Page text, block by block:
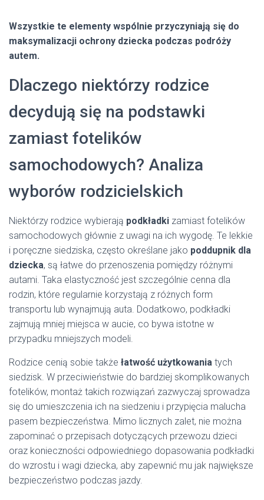
Wszystkie te elementy wspólnie przyczyniają się do
maksymalizacji ochrony dziecka podczas podróży
autem.
Dlaczego niektórzy rodzice
decydują się na podstawki
zamiast fotelików
samochodowych? Analiza
wyborów rodzicielskich
Niektórzy rodzice wybierają podkładki zamiast fotelików
samochodowych głównie z uwagi na ich wygodę. Te lekkie
i poręczne siedziska, często określane jako poddupnik dla
dziecka, są łatwe do przenoszenia pomiędzy różnymi
autami. Taka elastyczność jest szczególnie cenna dla
rodzin, które regularnie korzystają z różnych form
transportu lub wynajmują auta. Dodatkowo, podkładki
zajmują mniej miejsca w aucie, co bywa istotne w
przypadku mniejszych modeli.
Rodzice cenią sobie także łatwość użytkowania tych
siedzisk. W przeciwieństwie do bardziej skomplikowanych
fotelików, montaż takich rozwiązań zazwyczaj sprowadza
się do umieszczenia ich na siedzeniu i przypięcia malucha
pasem bezpieczeństwa. Mimo licznych zalet, nie można
zapominać o przepisach dotyczących przewozu dzieci
oraz konieczności odpowiedniego dopasowania podkładki
do wzrostu i wagi dziecka, aby zapewnić mu jak największe
bezpieczeństwo podczas jazdy.